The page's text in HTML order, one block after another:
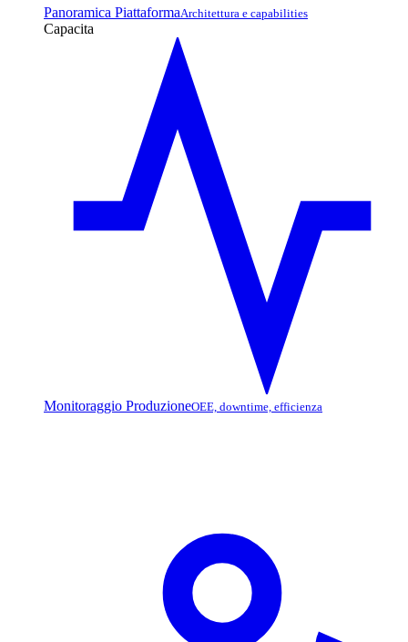
Panoramica PiattaformaArchitettura e capabilities
Capacita
Monitoraggio ProduzioneOEE, downtime, efficienza